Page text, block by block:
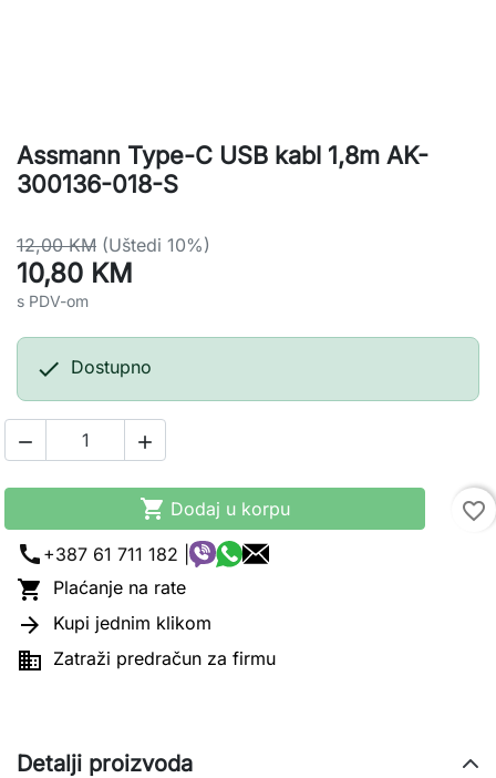
Assmann Type-C USB kabl 1,8m AK-
300136-018-S
12,00 KM (Uštedi 10%)
10,80 KM
s PDV-om
 Dostupno
 
 Dodaj u korpu
favorite_border
call +387 61 711 182 |
 Plaćanje na rate
 Kupi jednim klikom
 Zatraži predračun za firmu
Detalji proizvoda